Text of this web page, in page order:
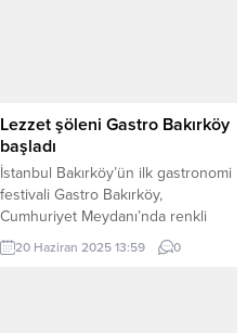
Lezzet şöleni Gastro Bakırköy
başladı
İstanbul Bakırköy’ün ilk gastronomi
festivali Gastro Bakırköy,
Cumhuriyet Meydanı’nda renkli
görüntülerle başladı. İSTANBUL
(İGFA) – İstanbul’da festivalin
20 Haziran 2025 13:59 0